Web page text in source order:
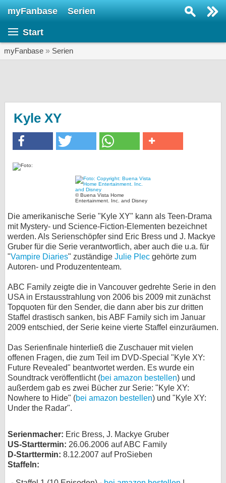
myFanbase Serien
Start
myFanbase » Serien
Kyle XY
© Buena Vista Home
Entertainment. Inc. and Disney
Die amerikanische Serie "Kyle XY" kann als Teen-Drama
mit Mystery- und Science-Fiction-Elementen bezeichnet
werden. Als Serienschöpfer sind Eric Bress und J. Mackye
Gruber für die Serie verantwortlich, aber auch die u.a. für
"Vampire Diaries" zuständige Julie Plec gehörte zum
Autoren- und Produzententeam.
ABC Family zeigte die in Vancouver gedrehte Serie in den
USA in Erstausstrahlung von 2006 bis 2009 mit zunächst
Topquoten für den Sender, die dann aber bis zur dritten
Staffel drastisch sanken, bis ABF Family sich im Januar
2009 entschied, der Serie keine vierte Staffel einzuräumen.
Das Serienfinale hinterließ die Zuschauer mit vielen
offenen Fragen, die zum Teil im DVD-Special "Kyle XY:
Future Revealed" beantwortet werden. Es wurde ein
Soundtrack veröffentlicht (bei amazon bestellen) und
außerdem gab es zwei Bücher zur Serie: "Kyle XY:
Nowhere to Hide" (bei amazon bestellen) und "Kyle XY:
Under the Radar".
Serienmacher: Eric Bress, J. Mackye Gruber
US-Starttermin: 26.06.2006 auf ABC Family
D-Starttermin: 8.12.2007 auf ProSieben
Staffeln:
Veranstaltungen
KULTUR
SERVICE
Gewinnspiele
Forum
bei X
bei Facebook
Kontakt
Nutzungsbedingungen
Cookie-Einstellungen
Impressum
Desktop-Ansicht